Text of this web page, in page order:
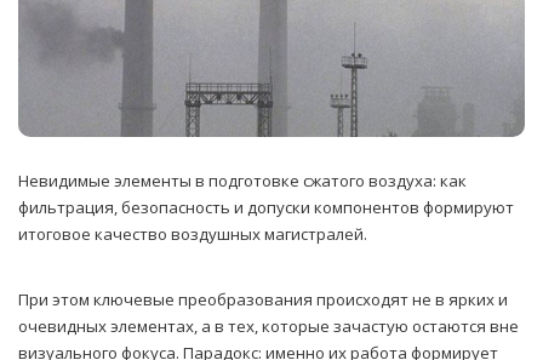
Невидимые элементы в подготовке сжатого воздуха: как
фильтрация, безопасность и допуски компонентов формируют
итоговое качество воздушных магистралей.
При этом ключевые преобразования происходят не в ярких и
очевидных элементах, а в тех, которые зачастую остаются вне
визуального фокуса. Парадокс: именно их работа формирует